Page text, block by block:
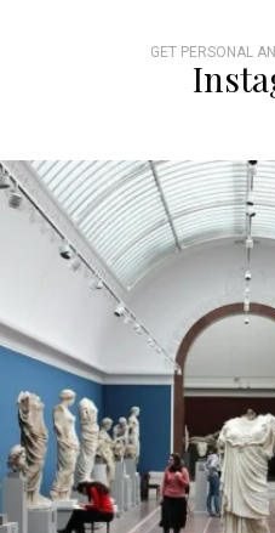
GET PERSONAL